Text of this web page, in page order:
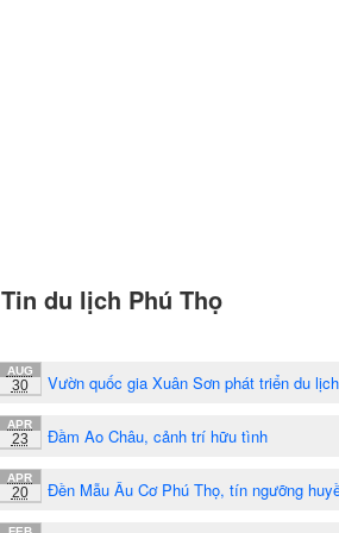
Tin du lịch Phú Thọ
AUG
30 Vườn quốc gia Xuân Sơn phát triển du
APR
23 Đầm Ao Châu, cảnh trí hữu tình
APR
20 Đền Mẫu Âu Cơ Phú Thọ, tín ngưỡng